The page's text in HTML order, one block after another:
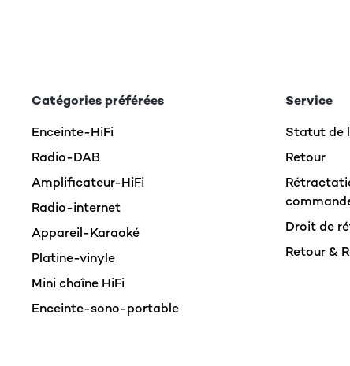
Catégories préférées
Enceinte-HiFi
Radio-DAB
Amplificateur-HiFi
Radio-internet
Appareil-Karaoké
Platine-vinyle
Mini chaîne HiFi
Enceinte-sono-portable
Service
Statut de
Retour
Droit de
Retour &